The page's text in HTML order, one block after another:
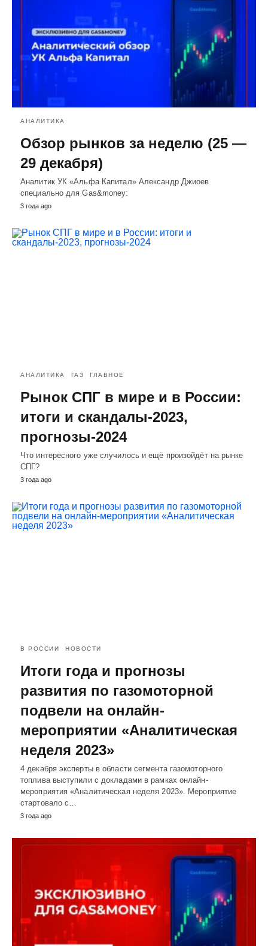
АНАЛИТИКА
Обзор рынков за неделю (25 —
29 декабря)
Аналитик УК «Альфа Капитал» Александр Джиоев
специально для Gas&money:
3 года ago
АНАЛИТИКА ГАЗ ГЛАВНОЕ
Рынок СПГ в мире и в России:
итоги и скандалы-2023,
прогнозы-2024
Что интересного уже случилось и ещё произойдёт на рынке
СПГ?
3 года ago
В РОССИИ НОВОСТИ
Итоги года и прогнозы
развития по газомоторной
подвели на онлайн-
мероприятии «Аналитическая
неделя 2023»
4 декабря эксперты в области сегмента газомоторного
топлива выступили с докладами в рамках онлайн-
мероприятия «Аналитическая неделя 2023». Мероприятие
стартовало с…
3 года ago